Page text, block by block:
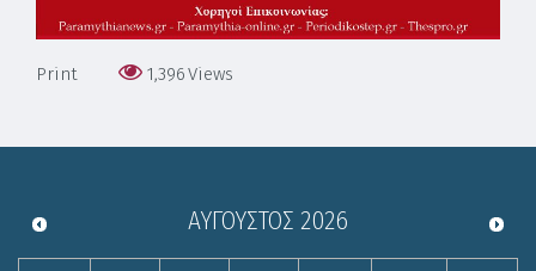
Print 1,396Views
ΑΎΓΟΥΣΤΟΣ 2026